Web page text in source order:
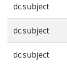
dc.subject
dc.subject
dc.subject